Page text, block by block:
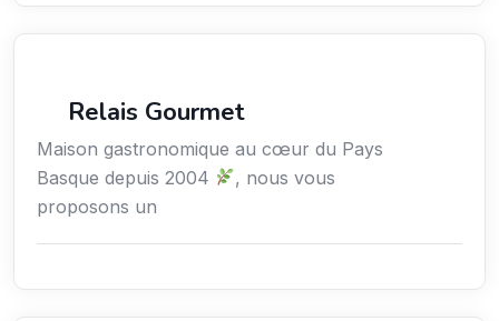
Relais Gourmet
Maison gastronomique au cœur du Pays
Basque depuis 2004
, nous vous
proposons un